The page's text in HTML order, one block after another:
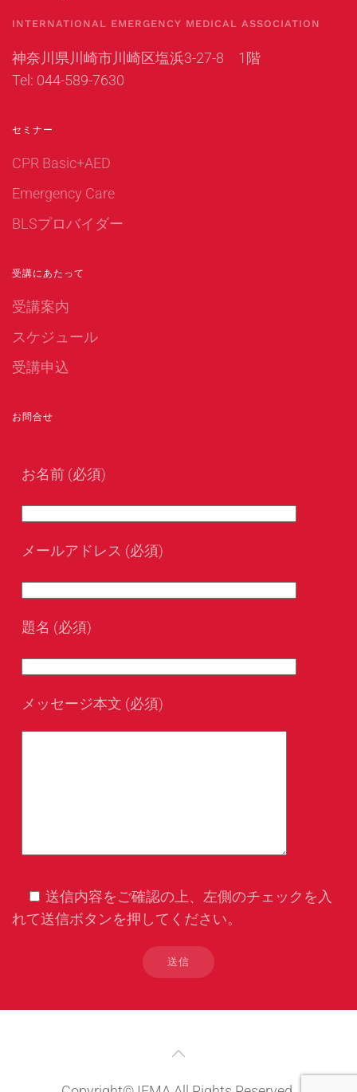
INTERNATIONAL EMERGENCY MEDICAL ASSOCIATION
神奈川県川崎市川崎区塩浜3-27-8 1階
Tel: 044-589-7630
セミナー
CPR Basic+AED
Emergency Care
BLSプロバイダー
受講にあたって
受講案内
スケジュール
受講申込
お問合せ
お名前 (必須)
メールアドレス (必須)
題名 (必須)
メッセージ本文 (必須)
送信内容をご確認の上、左側のチェックを入
れて送信ボタンを押してください。